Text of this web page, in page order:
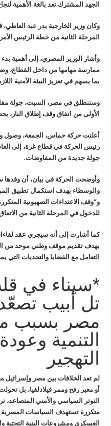
الجهد المشترك تعد بالغة الأهمية
وكان وزير الخارجية بدر عبد العاطي،
المرحلة الثانية من خطة الرئيس
وأشار الوزير المصري، إلى أهمية
ممارسة مهامها من داخل القطاع،
بما يسهم في تعزيز البيئة الأمنية
وستنطلق في مصر، السبت، جولة
الأولى من اتفاق وقف إطلاق النار،
أعلنت حركة حماس، الجمعة، وصول
رئيس الحركة في قطاع غزة، إلى
جولة جديدة من المفاوضات.
وأوضحت الحركة في بيان، أن وفدها
والوسطاء بهدف استكمال تطبيق
و”وقف الاعتداءات الصهيونية
للدخول في المرحلة الثانية من
كما أشارت إلى أنه سيجري عقد
بهدف تقديم موقف وطني موحد من
التعامل مع القضايا والتحديات
*سيناء في
تل أبيب
مصر بسبب
التنمية
التهجير
لم تعد الخلافات بين مصر
أو معبر رفح وممر فيلادلفيا، بل
التوتر السياسي والأمني المتصاعد،
متكررة تستهدف السياسات المصرية
العسكري ومشروعات البنية التحتية